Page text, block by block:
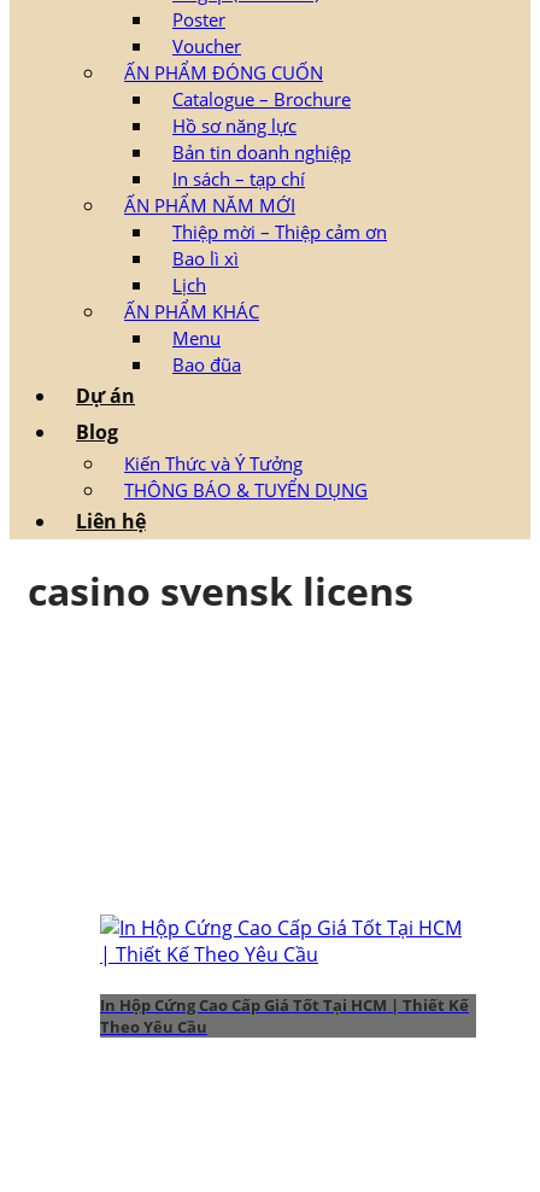
Poster
Voucher
ẤN PHẨM ĐÓNG CUỐN
Catalogue – Brochure
Hồ sơ năng lực
Bản tin doanh nghiệp
In sách – tạp chí
ẤN PHẨM NĂM MỚI
Thiệp mời – Thiệp cảm ơn
Bao lì xì
Lịch
ẤN PHẨM KHÁC
Menu
Bao đũa
Dự án
Blog
Kiến Thức và Ý Tưởng
THÔNG BÁO & TUYỂN DỤNG
Liên hệ
casino svensk licens
In Hộp Cứng Cao Cấp Giá Tốt Tại HCM | Thiết Kế
Theo Yêu Cầu